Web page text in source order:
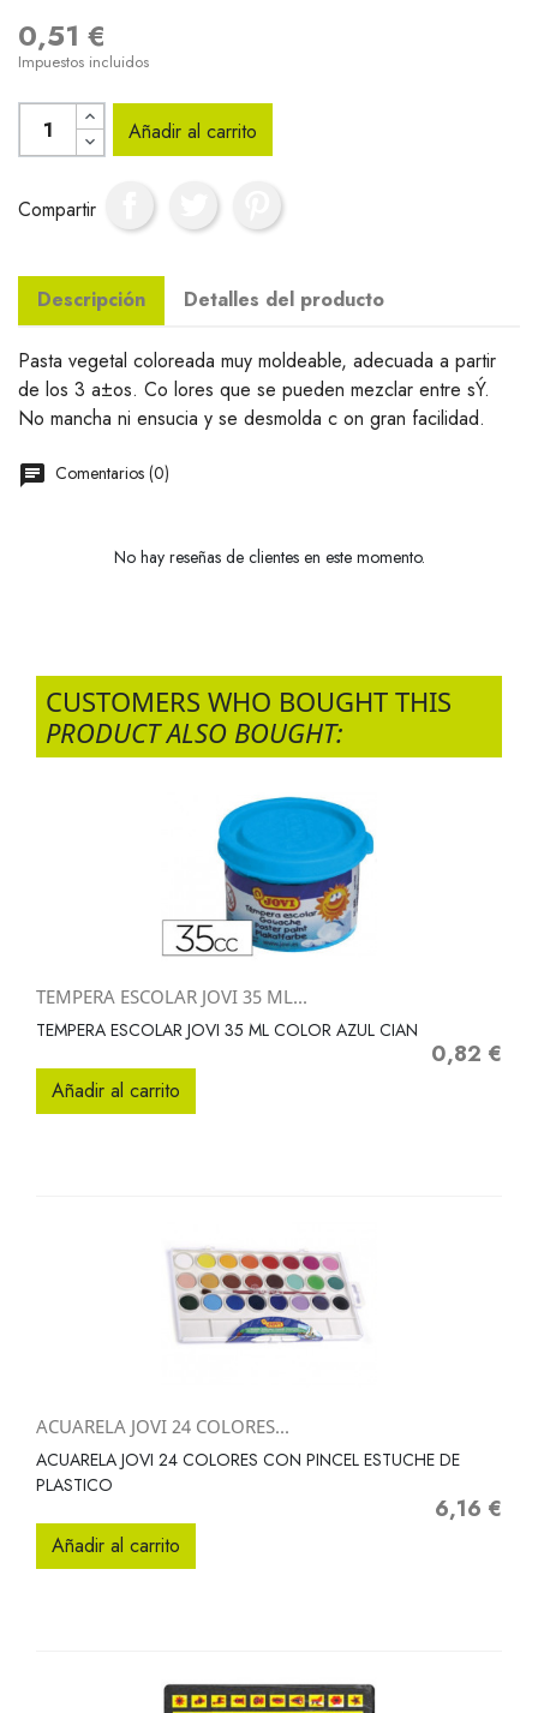
0,51 €
Impuestos incluidos
Añadir al carrito
Compartir
Descripción Detalles del producto
Pasta vegetal coloreada muy moldeable, adecuada a partir
de los 3 a±os. Co lores que se pueden mezclar entre sÝ.
No mancha ni ensucia y se desmolda c on gran facilidad.
Comentarios (0)
No hay reseñas de clientes en este momento.
CUSTOMERS WHO BOUGHT THIS
PRODUCT ALSO BOUGHT:
TEMPERA ESCOLAR JOVI 35 ML...
TEMPERA ESCOLAR JOVI 35 ML COLOR AZUL CIAN
Precio
0,82 €
Añadir al carrito
ACUARELA JOVI 24 COLORES...
ACUARELA JOVI 24 COLORES CON PINCEL ESTUCHE DE
PLASTICO
Precio
6,16 €
Añadir al carrito